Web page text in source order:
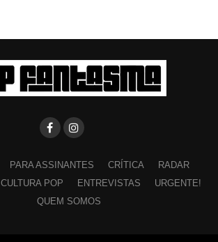
PARA ASSINANTES CRÍTICA
RADAR
CULTURA POP ENTREVISTAS
URGENTE!
QUEM SOMOS